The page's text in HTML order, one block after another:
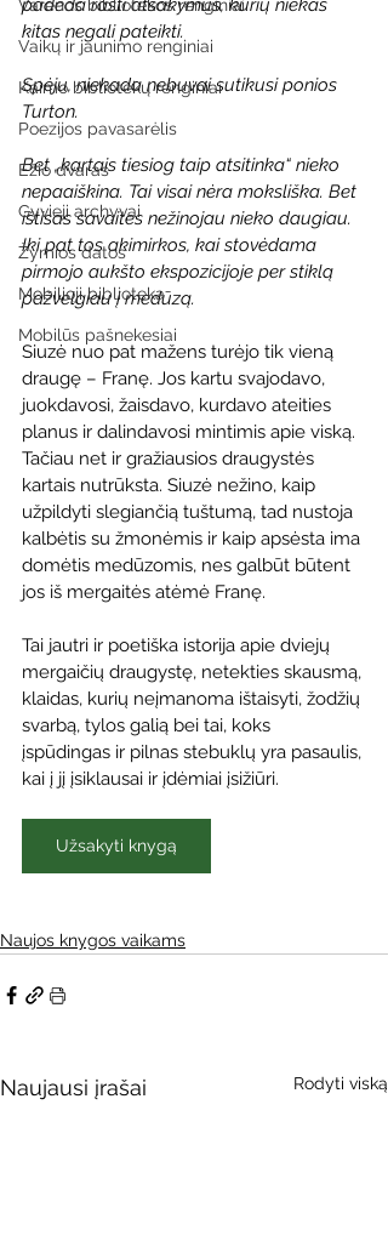
Varėnos bibliotekos renginiai
Vaikų ir jaunimo renginiai
Kaimo bibliotekų renginiai
Poezijos pavasarėlis
Ežio dvaras
Gyvieji archyvai
Žymios datos
Mobilioji biblioteka
Mobilūs pašnekesiai
padeda rasti atsakymus, kurių niekas
kitas negali pateikti.
Spėju, niekada nebuvai sutikusi ponios
Turton.
Bet „kartais tiesiog taip atsitinka“ nieko
nepaaiškina. Tai visai nėra moksliška. Bet
ištisas savaites nežinojau nieko daugiau.
Iki pat tos akimirkos, kai stovėdama
pirmojo aukšto ekspozicijoje per stiklą
pažvelgiau į medūzą.
Siuzė nuo pat mažens turėjo tik vieną
draugę – Franę. Jos kartu svajodavo,
juokdavosi, žaisdavo, kurdavo ateities
planus ir dalindavosi mintimis apie viską.
Tačiau net ir gražiausios draugystės
kartais nutrūksta. Siuzė nežino, kaip
užpildyti slegiančią tuštumą, tad nustoja
kalbėtis su žmonėmis ir kaip apsėsta ima
domėtis medūzomis, nes galbūt būtent
jos iš mergaitės atėmė Franę.
Tai jautri ir poetiška istorija apie dviejų
mergaičių draugystę, netekties skausmą,
klaidas, kurių neįmanoma ištaisyti, žodžių
svarbą, tylos galią bei tai, koks
įspūdingas ir pilnas stebuklų yra pasaulis,
kai į jį įsiklausai ir įdėmiai įsižiūri.
Užsakyti knygą
Naujos knygos vaikams
Naujausi įrašai Rodyti viską